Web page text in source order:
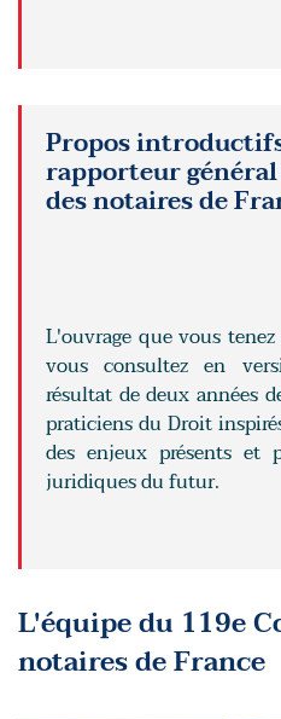
Propos
rapporteur général
des notaires de
L'ouvrage que vous
vous consultez en
résultat de deux années
praticiens du Droit
des enjeux présents et
juridiques du futur.
L'équipe du 119e
notaires de France